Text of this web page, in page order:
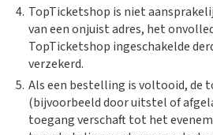
4. TopTicketshop is niet
van een onjuist adres, het
TopTicketshop ingeschakelde
verzekerd.
5. Als een bestelling is voltooid, de
(bijvoorbeeld door uitstel of
toegang verschaft tot het